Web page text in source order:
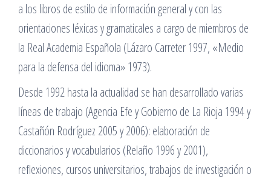
a los libros de estilo de información general y con las
orientaciones léxicas y gramaticales a cargo de miembros de
la Real Academia Española (Lázaro Carreter 1997, «Medio
para la defensa del idioma» 1973).
Desde 1992 hasta la actualidad se han desarrollado varias
líneas de trabajo (Agencia Efe y Gobierno de La Rioja 1994 y
Castañón Rodríguez 2005 y 2006): elaboración de
diccionarios y vocabularios (Relaño 1996 y 2001),
reflexiones, cursos universitarios, trabajos de investigación o